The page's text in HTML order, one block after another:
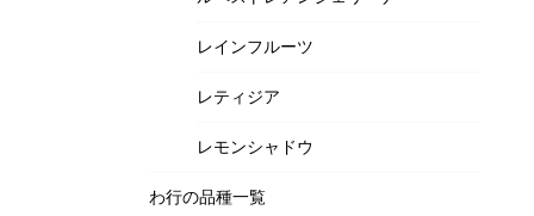
レインフルーツ
レティジア
レモンシャドウ
わ行の品種一覧